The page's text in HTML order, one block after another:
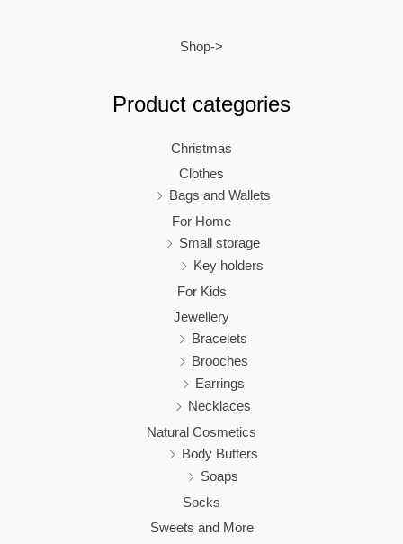
Shop->
Product categories
Christmas
Clothes
Bags and Wallets
For Home
Small storage
Key holders
For Kids
Jewellery
Bracelets
Brooches
Earrings
Necklaces
Natural Cosmetics
Body Butters
Soaps
Socks
Sweets and More